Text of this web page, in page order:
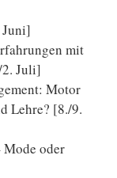
mit
Juli]
Motor
Lehre? [8./9.
Mode oder